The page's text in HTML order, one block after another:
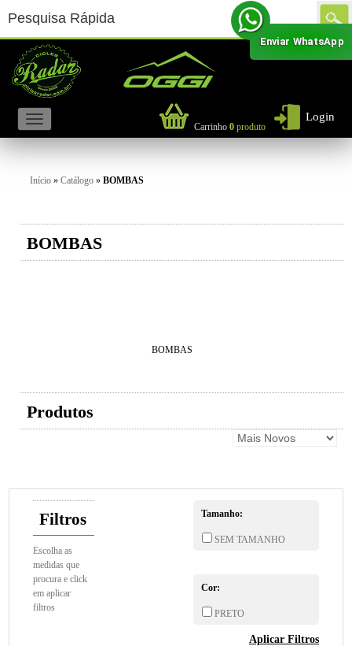
Login
Carrinho 0 produto
Início »Catálogo »BOMBAS
BOMBAS
BOMBAS
Produtos
Filtros
Escolha as
medidas que
procura e click
em aplicar
filtros
Tamanho:
SEM TAMANHO
Cor:
PRETO
Aplicar Filtros
Enviar WhatsApp